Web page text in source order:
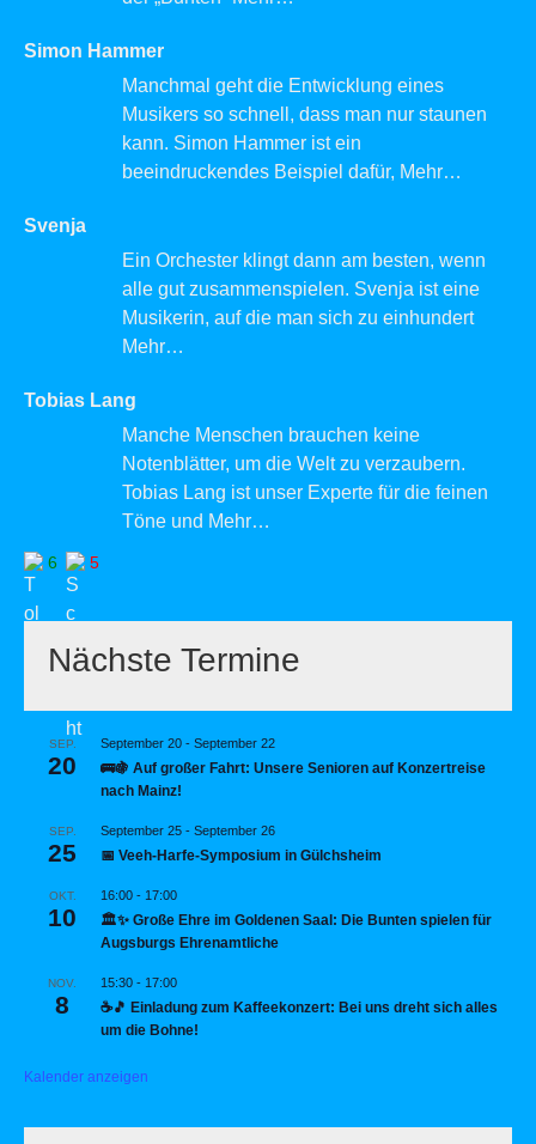
Simon Hammer
Manchmal geht die Entwicklung eines
Musikers so schnell, dass man nur staunen
kann. Simon Hammer ist ein
beeindruckendes Beispiel dafür, Mehr…
Svenja
Ein Orchester klingt dann am besten, wenn
alle gut zusammenspielen. Svenja ist eine
Musikerin, auf die man sich zu einhundert
Mehr…
Tobias Lang
Manche Menschen brauchen keine
Notenblätter, um die Welt zu verzaubern.
Tobias Lang ist unser Experte für die feinen
Töne und Mehr…
6 5
Nächste Termine
SEP.
20
September 20 - September 22
🚌🍇 Auf großer Fahrt: Unsere Senioren auf Konzertreise
nach Mainz!
SEP.
25
September 25 - September 26
📅 Veeh-Harfe-Symposium in Gülchsheim
OKT.
10
16:00 - 17:00
🏛️✨ Große Ehre im Goldenen Saal: Die Bunten spielen für
Augsburgs Ehrenamtliche
NOV.
8
15:30 - 17:00
☕🎵 Einladung zum Kaffeekonzert: Bei uns dreht sich alles
um die Bohne!
Kalender anzeigen